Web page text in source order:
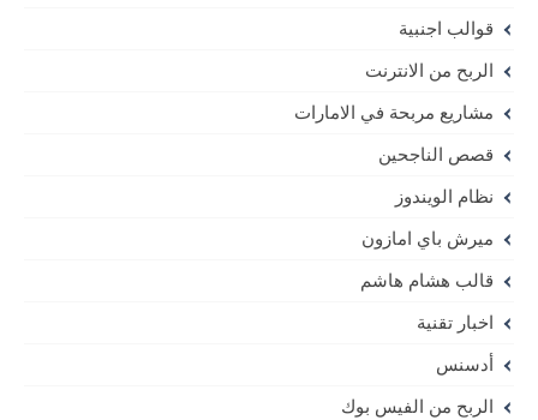
قوالب اجنبية
الربح من الانترنت
مشاريع مربحة في الامارات
قصص الناجحين
نظام الويندوز
ميرش باي امازون
قالب هشام هاشم
اخبار تقنية
أدسنس
الربح من الفيس بوك